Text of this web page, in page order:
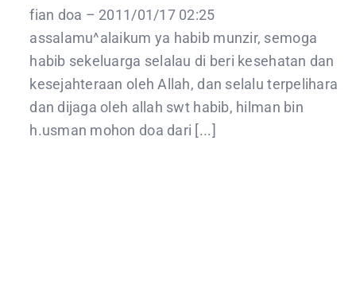
2011/01/17
02:25
fian doa – 2011/01/17 02:25
assalamu^alaikum ya habib munzir, semoga
habib sekeluarga selalau di beri kesehatan dan
kesejahteraan oleh Allah, dan selalu terpelihara
dan dijaga oleh allah swt habib, hilman bin
h.usman mohon doa dari [...]